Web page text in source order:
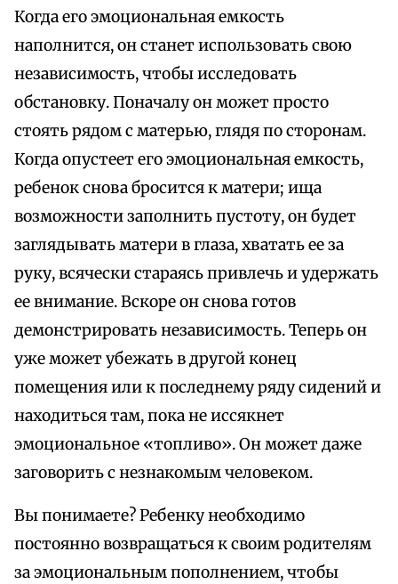
Когда его эмоциональная емкость
наполнится, он станет использовать свою
независимость, чтобы исследовать
обстановку. Поначалу он может просто
стоять рядом с матерью, глядя по сторонам.
Когда опустеет его эмоциональная емкость,
ребенок снова бросится к матери; ища
возможности заполнить пустоту, он будет
заглядывать матери в глаза, хватать ее за
руку, всячески стараясь привлечь и удержать
ее внимание. Вскоре он снова готов
демонстрировать независимость. Теперь он
уже может убежать в другой конец
помещения или к последнему ряду сидений и
находиться там, пока не иссякнет
эмоциональное «топливо». Он может даже
заговорить с незнакомым человеком.
Вы понимаете? Ребенку необходимо
постоянно возвращаться к своим родителям
за эмоциональным пополнением, чтобы